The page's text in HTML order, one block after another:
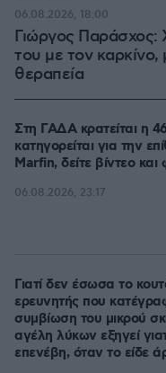
Γιώργος Παράσχος:
του με τον
θεραπεία
06.08.2026, 18:00
Στη ΓΑΔΑ κρατείται η
κατηγορείται για την
Marfin, δείτε βίντεο
06.08.2026, 23:17
Γιατί δεν έσωσα το
ερευνητής που
συμβίωση του μικρού
αγέλη λύκων εξηγεί
επενέβη, όταν το είδε